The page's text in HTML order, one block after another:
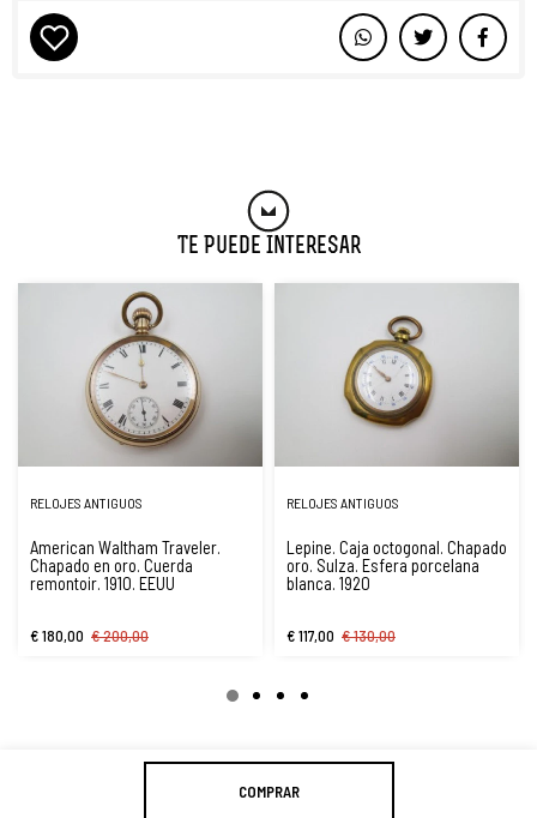
COMPRAR
Te Puede Interesar
RELOJES ANTIGUOS
American Waltham Traveler.
Chapado en oro. Cuerda
remontoir. 1910. EEUU
€ 180,00 € 200,00
RELOJES ANTIGUOS
Lepine. Caja octogonal. Chapado
oro. SuIza. Esfera porcelana
blanca. 1920
€ 117,00 € 130,00